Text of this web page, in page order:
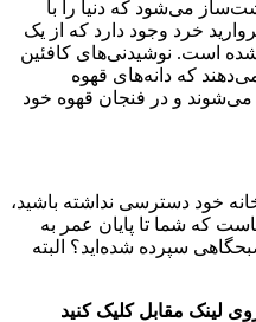
می‌شود که دنیا را با
خرد وجود دارد که از یک
شده است. نوشیدنی‌های کافئین
که دانه‌های قهوه
می‌شوند و در فنجان قهوه خود
خود دسترسی نداشته باشید،
که شما تا پایان عمر به
سپرده شده‌اید؟ البته
لینک مقابل کلیک کنید